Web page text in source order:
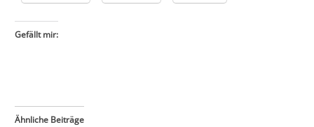
Gefällt mir:
Ähnliche Beiträge